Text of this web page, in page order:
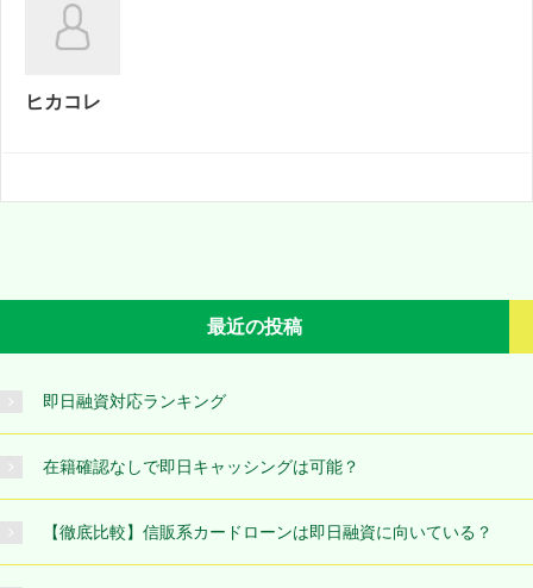
ヒカコレ
最近の投稿
即日融資対応ランキング
在籍確認なしで即日キャッシングは可能？
【徹底比較】信販系カードローンは即日融資に向いている？